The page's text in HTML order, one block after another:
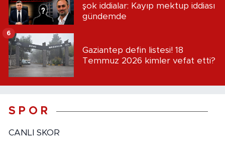
şok iddialar: Kayıp mektup iddiası
gündemde
Gaziantep defin listesi! 18
Temmuz 2026 kimler vefat etti?
6
S P O R
CANLI SKOR